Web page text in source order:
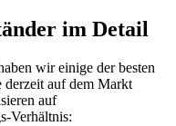
im Detail
wir einige der besten
derzeit auf dem Markt
auf
Verhältnis: